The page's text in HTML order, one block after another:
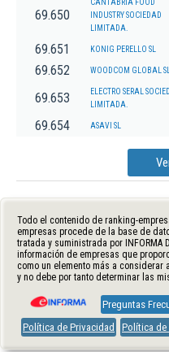
69.650
CANTABRIA FOOD
INDUSTRY SOCIEDAD
LIMITADA.
69.651 KONIG PERELLO SL
69.652 WOODCOM GLOBAL SL.
69.653
ELECTRO SERAL
LIMITADA.
69.654 ASAVI SL
Todo el contenido de ranking-
empresas procede de la base de
tratada y suministrada por INFORMA
información de empresas que
como un elemento más a
y no debe por tanto determinar las
Preguntas
Política de Privacidad
Política de